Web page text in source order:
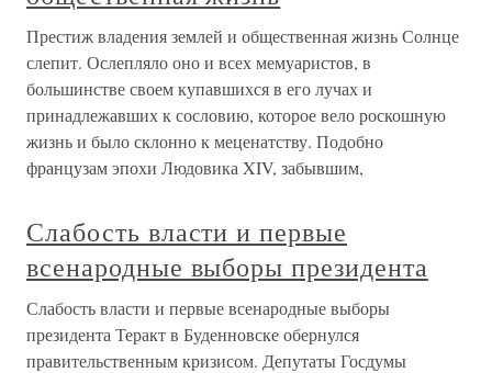
Престиж владения землей и общественная жизнь Солнце
слепит. Ослепляло оно и всех мемуаристов, в
большинстве своем купавшихся в его лучах и
принадлежавших к сословию, которое вело роскошную
жизнь и было склонно к меценатству. Подобно
французам эпохи Людовика XIV, забывшим,
Слабость власти и первые
всенародные выборы президента
Слабость власти и первые всенародные выборы
президента Теракт в Буденновске обернулся
правительственным кризисом. Депутаты Госдумы